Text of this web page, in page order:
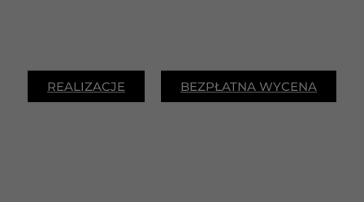
REALIZACJE BEZPŁATNA WYCENA